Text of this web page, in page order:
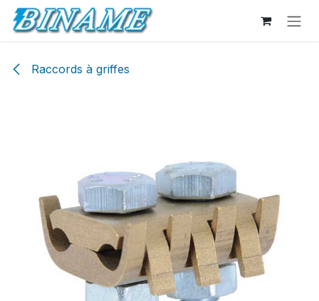
Se rendre au contenu
Raccords à griffes